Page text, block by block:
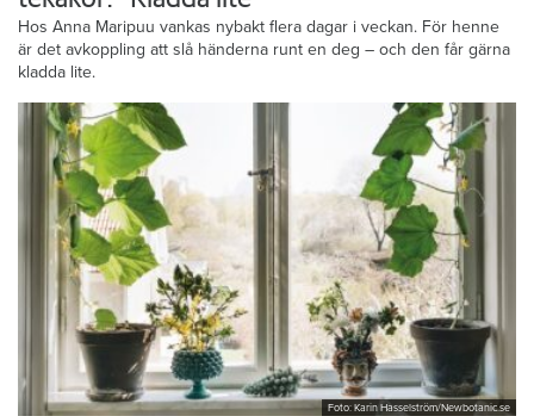
Hos Anna Maripuu vankas nybakt flera dagar i veckan. För henne
är det avkoppling att slå händerna runt en deg – och den får gärna
kladda lite.
Foto: Karin Hasselström/Newbotanic.se